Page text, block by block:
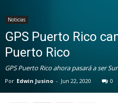
Noticias
GPS Puerto Rico
Puerto Rico
GPS Puerto Rico ahora pasará a ser
Por Edwin Jusino - Jun 22, 2020 0